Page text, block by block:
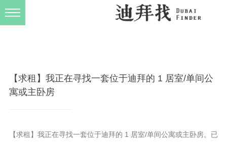
【求租】我正在寻找一套位于迪拜的 1 居室/单间公
寓或主卧房
【求租】我正在寻找一套位于迪拜的 1 居室/单间公寓或主卧房。已